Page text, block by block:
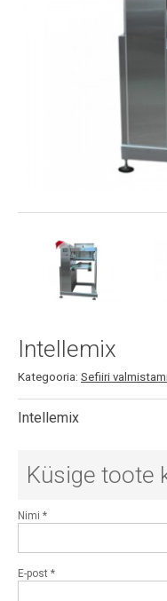
Intellemix
Kategooria: Sefiiri
Intellemix
Küsige toote
Nimi *
E-post *